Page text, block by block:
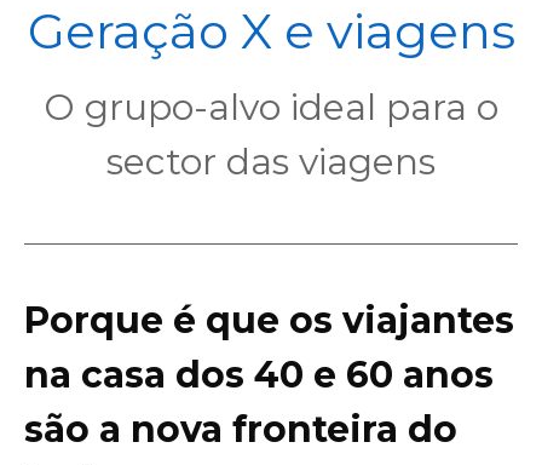
Geração X e viagens
O grupo-alvo ideal para o
sector das viagens
Porque é que os viajantes
na casa dos 40 e 60 anos
são a nova fronteira do